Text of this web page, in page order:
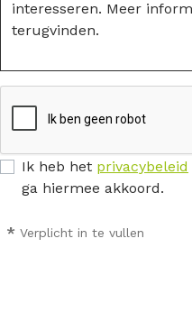
Ik heb het privacybeleid
ga hiermee akkoord.
* Verplicht in te vullen